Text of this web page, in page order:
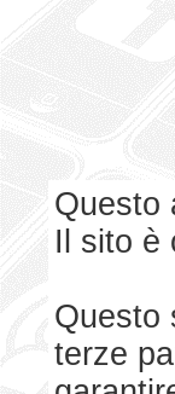
Questo
Il sito è
Questo
terze